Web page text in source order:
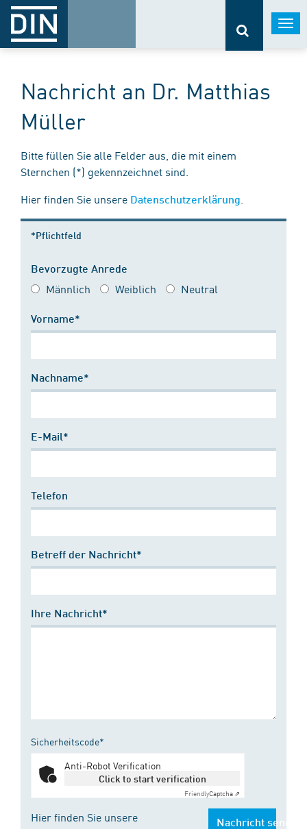
Nachricht an Dr. Matthias
Müller
Bitte füllen Sie alle Felder aus, die mit einem
Sternchen (*) gekennzeichnet sind.
Hier finden Sie unsere Datenschutzerklärung
*Pflichtfeld
Bevorzugte Anrede
Männlich Weiblich Neutral
Vorname*
Nachname*
E-Mail*
Telefon
Betreff der Nachricht*
Ihre Nachricht*
Sicherheitscode*
Anti-Robot Verification
Click to start verification
FriendlyCaptcha ⇗
Hier finden Sie unsere Nachricht senden